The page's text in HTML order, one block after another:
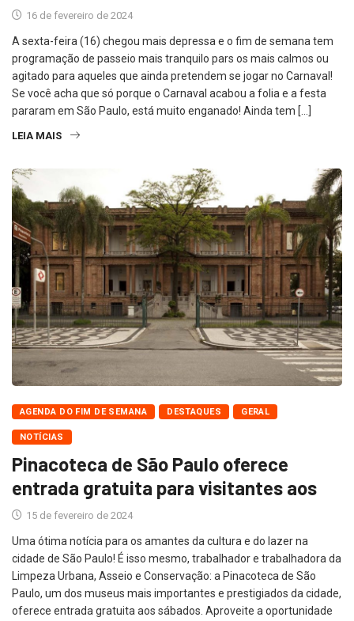
16 de fevereiro de 2024
A sexta-feira (16) chegou mais depressa e o fim de semana tem
programação de passeio mais tranquilo pars os mais calmos ou
agitado para aqueles que ainda pretendem se jogar no Carnaval!
Se você acha que só porque o Carnaval acabou a folia e a festa
pararam em São Paulo, está muito enganado! Ainda tem […]
LEIA MAIS
AGENDA DO FIM DE SEMANA DESTAQUES GERAL
NOTÍCIAS
Pinacoteca de São Paulo oferece
entrada gratuita para visitantes aos
15 de fevereiro de 2024
Uma ótima notícia para os amantes da cultura e do lazer na
cidade de São Paulo! É isso mesmo, trabalhador e trabalhadora da
Limpeza Urbana, Asseio e Conservação: a Pinacoteca de São
Paulo, um dos museus mais importantes e prestigiados da cidade,
oferece entrada gratuita aos sábados. Aproveite a oportunidade